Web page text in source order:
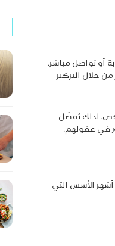
أو تواصل مباشر.
خلال التركيز
لذلك يُفضّل
في عقولهم.
أشهر الأسس التي